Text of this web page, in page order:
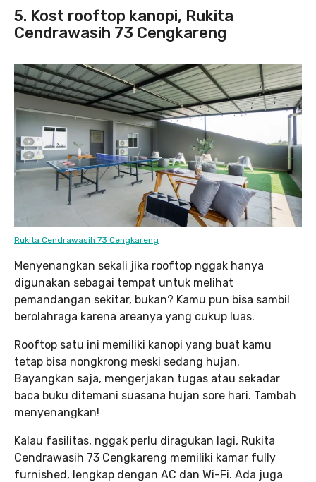
5. Kost rooftop kanopi, Rukita
Cendrawasih 73 Cengkareng
Rukita Cendrawasih 73 Cengkareng
Menyenangkan sekali jika rooftop nggak hanya
digunakan sebagai tempat untuk melihat
pemandangan sekitar, bukan? Kamu pun bisa sambil
berolahraga karena areanya yang cukup luas.
Rooftop satu ini memiliki kanopi yang buat kamu
tetap bisa nongkrong meski sedang hujan.
Bayangkan saja, mengerjakan tugas atau sekadar
baca buku ditemani suasana hujan sore hari. Tambah
menyenangkan!
Kalau fasilitas, nggak perlu diragukan lagi, Rukita
Cendrawasih 73 Cengkareng memiliki kamar fully
furnished, lengkap dengan AC dan Wi-Fi. Ada juga